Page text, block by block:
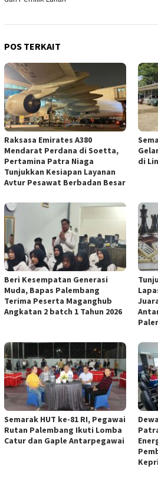
POS TERKAIT
Raksasa Emirates A380
Mendarat Perdana di Soetta,
Pertamina Patra Niaga
Tunjukkan Kesiapan Layanan
Avtur Pesawat Berbadan Besar
di
Beri Kesempatan Generasi
Muda, Bapas Palembang
Terima Peserta Maganghub
Angkatan 2 batch 1 Tahun 2026
Semarak HUT ke-81 RI, Pegawai
Rutan Palembang Ikuti Lomba
Catur dan Gaple Antarpegawai
Kepri